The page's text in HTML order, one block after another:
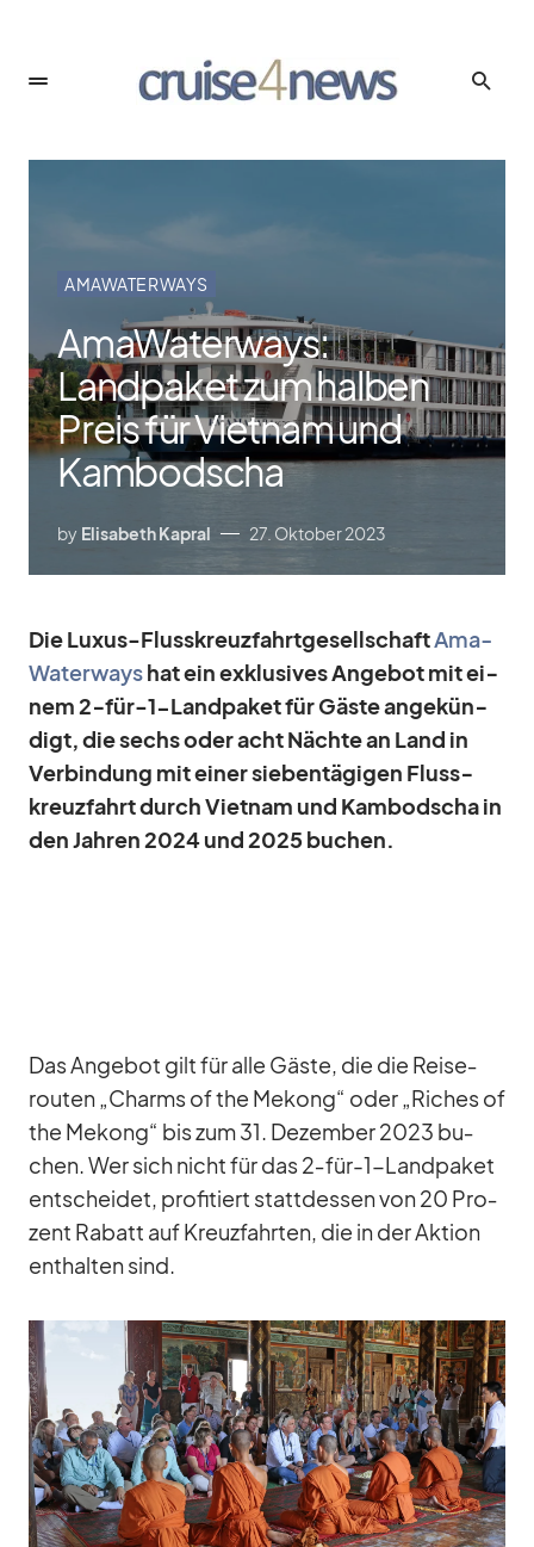
AMAWATERWAYS
AmaWaterways:
Landpaket zum halben
Preis für Vietnam und
Kambodscha
by Elisabeth Kapral 27. Oktober 2023
Die Lu­xus-Fluss­kreuz­fahrt­ge­sell­schaftAma­
Wa­ter­wayshat ein ex­klu­si­ves An­ge­bot mit ei­
nem 2‑­für-1-Land­pa­ket für Gäste an­ge­kün­
digt, die sechs oder acht Nächte an Land in
Ver­bin­dung mit ei­ner sie­ben­tä­gi­gen Fluss­
kreuz­fahrt durch Viet­nam und Kam­bo­dscha in
den Jah­ren 2024 und 2025 bu­chen.
Das An­ge­bot gilt für alle Gäste, die die Rei­se­
rou­ten „Charms of the Me­kong“ oder „Ri­ches of
the Me­kong“ bis zum 31. De­zem­ber 2023 bu­
chen. Wer sich nicht für das 2‑­für-1-Land­pa­ket
ent­schei­det, pro­fi­tiert statt­des­sen von 20 Pro­
zent Ra­batt auf Kreuz­fahr­ten, die in der Ak­tion
ent­hal­ten sind.